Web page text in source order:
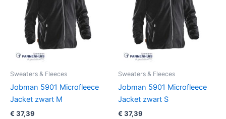
Sweaters & Fleeces
Jobman 5901 Microfleece
Jacket zwart M
€ 37,39
Sweaters & Fleeces
Jobman 5901 Microfleece
Jacket zwart S
€ 37,39